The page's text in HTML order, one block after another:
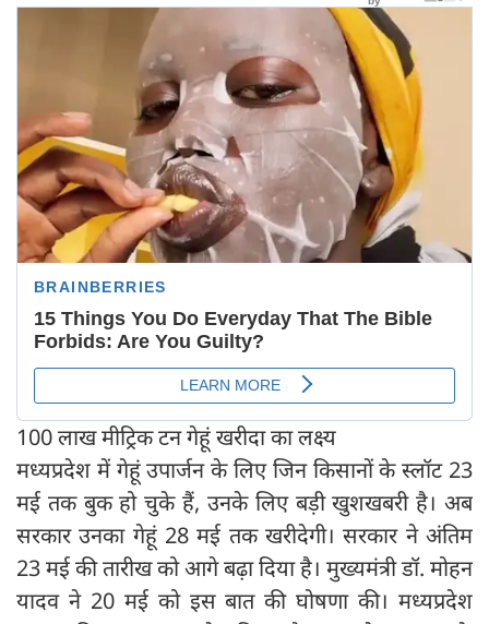
100 लाख मीट्रिक टन गेहूं खरीदा का लक्ष्य
मध्यप्रदेश में गेहूं उपार्जन के लिए जिन किसानों के स्लॉट 23
मई तक बुक हो चुके हैं, उनके लिए बड़ी खुशखबरी है। अब
सरकार उनका गेहूं 28 मई तक खरीदेगी। सरकार ने अंतिम
23 मई की तारीख को आगे बढ़ा दिया है। मुख्यमंत्री डॉ. मोहन
यादव ने 20 मई को इस बात की घोषणा की। मध्यप्रदेश